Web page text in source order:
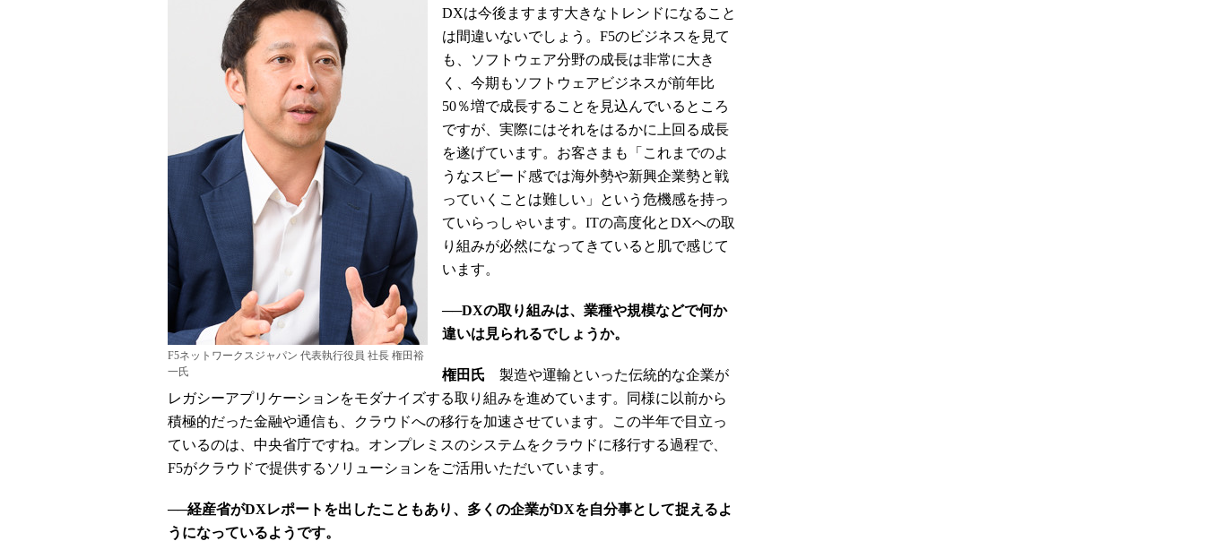
F5ネットワークスジャパン 代表執行役員 社長 権田裕
一氏
DXは今後ますます大きなトレンドになること
は間違いないでしょう。F5のビジネスを見て
も、ソフトウェア分野の成長は非常に大き
く、今期もソフトウェアビジネスが前年比
50％増で成長することを見込んでいるところ
ですが、実際にはそれをはるかに上回る成長
を遂げています。お客さまも「これまでのよ
うなスピード感では海外勢や新興企業勢と戦
っていくことは難しい」という危機感を持っ
ていらっしゃいます。ITの高度化とDXへの取
り組みが必然になってきていると肌で感じて
います。
──DXの取り組みは、業種や規模などで何か
違いは見られるでしょうか。
権田氏 製造や運輸といった伝統的な企業が
レガシーアプリケーションをモダナイズする取り組みを進めています。同様に以前から
積極的だった金融や通信も、クラウドへの移行を加速させています。この半年で目立っ
ているのは、中央省庁ですね。オンプレミスのシステムをクラウドに移行する過程で、
F5がクラウドで提供するソリューションをご活用いただいています。
──経産省がDXレポートを出したこともあり、多くの企業がDXを自分事として捉えるよ
うになっているようです。